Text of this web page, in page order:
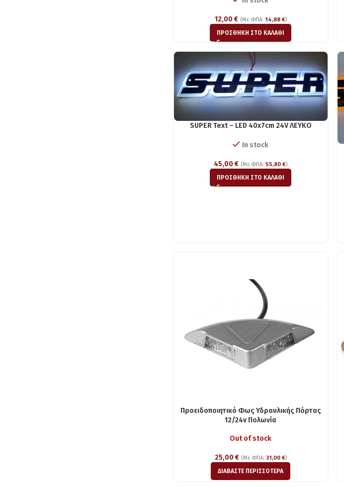
12,00 € (Με ΦΠΑ: 14,88 €)
ΠΡΟΣΘΉΚΗ ΣΤΟ ΚΑΛΆΘΙ
SUPER Text – LED 40x7cm 24V ΛΕΥΚΟ
In stock
45,00€ (Με ΦΠΑ:55,80€)
ΠΡΟΣΘΉΚΗ ΣΤΟ ΚΑΛΆΘΙ
Προειδοποιητικό Φως Υδραυλικής Πόρτας
12/24v Πολωνία
Out of stock
25,00 € (Με ΦΠΑ: 31,00 €)
ΔΙΑΒΆΣΤΕ ΠΕΡΙΣΣΌΤΕΡΑ